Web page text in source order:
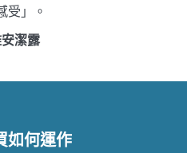
受」。
潔露
如何運作